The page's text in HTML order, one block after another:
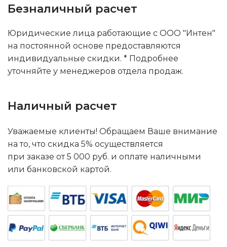
Безналичный расчет
Юридические лица работающие с ООО "Интен"
на постоянной основе предоставляются
индивидуальные скидки. * Подробнее
уточняйте у менеджеров отдела продаж.
Наличный расчет
Уважаемые клиенты! Обращаем Ваше внимание
на то, что скидка 5% осуществляется
при заказе от 5 000 руб. и оплате наличными
или банковской картой.